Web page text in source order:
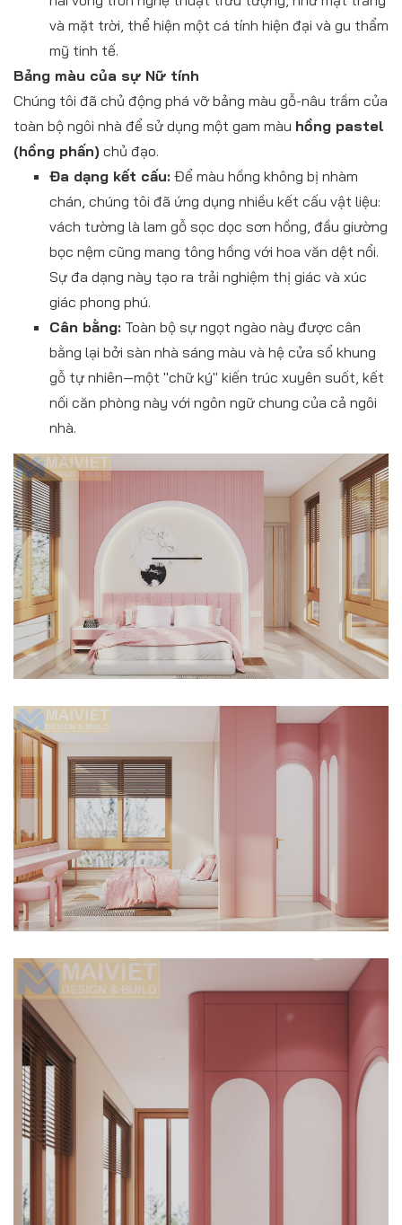
và mặt trời, thể hiện một cá tính hiện đại và gu thẩm
mỹ tinh tế.
Bảng màu của sự Nữ tính
Chúng tôi đã chủ động phá vỡ bảng màu gỗ-nâu trầm của
toàn bộ ngôi nhà để sử dụng một gam màu hồng pastel
(hồng phấn) chủ đạo.
Đa dạng kết cấu: Để màu hồng không bị nhàm
chán, chúng tôi đã ứng dụng nhiều kết cấu vật liệu:
vách tường là lam gỗ sọc dọc sơn hồng, đầu giường
bọc nệm cũng mang tông hồng với hoa văn dệt nổi.
Sự đa dạng này tạo ra trải nghiệm thị giác và xúc
giác phong phú.
Cân bằng: Toàn bộ sự ngọt ngào này được cân
bằng lại bởi sàn nhà sáng màu và hệ cửa sổ khung
gỗ tự nhiên—một "chữ ký" kiến trúc xuyên suốt, kết
nối căn phòng này với ngôn ngữ chung của cả ngôi
nhà.